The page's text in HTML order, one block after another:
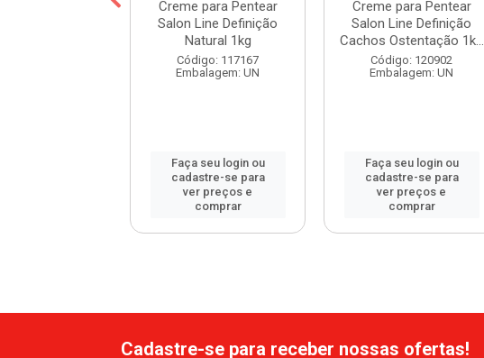
Creme para Pentear
Salon Line Definição
Natural 1kg
Código: 117167
Embalagem: UN
Faça seu login ou
cadastre-se para
ver preços e
comprar
Creme para Pentear
Salon Line Definição
Cachos Ostentação 1k...
Código: 120902
Embalagem: UN
Faça seu login ou
cadastre-se para
ver preços e
comprar
Cadastre-se para receber nossas ofertas!